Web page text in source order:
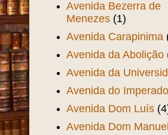
Avenida Bezerra de
Menezes (1)
Avenida Carapinima
Avenida da Abolição
Avenida da
Avenida do
Avenida Dom Luís
Avenida Dom Manuel